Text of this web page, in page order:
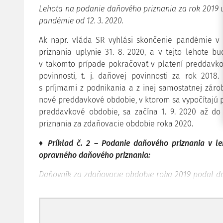
Lehota na podanie daňového priznania za rok 2019
pandémie od 12. 3. 2020.
Ak napr. vláda SR vyhlási skončenie pandémie
priznania uplynie 31. 8. 2020, a v tejto lehote
v takomto prípade pokračovať v platení
povinnosti, t. j. daňovej povinnosti za rok
s príjmami z podnikania a z inej samostatnej
nové preddavkové obdobie, v ktorom sa vypočítajú
preddavkové obdobie, sa začína 1. 9. 2020 až
priznania za zdaňovacie obdobie roka 2020.
♦ Príklad č. 2 – Podanie daňového priznania v
opravného daňového priznania:
Daňovník za zdaňovacie obdobie roka 2019 podal
V dôsledku odkladu lehoty na podanie daňového
po obdobia pandémie má tento daňovník v